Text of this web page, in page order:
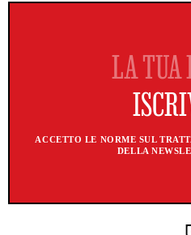
ACCETTO LE NORME SUL
DELLA